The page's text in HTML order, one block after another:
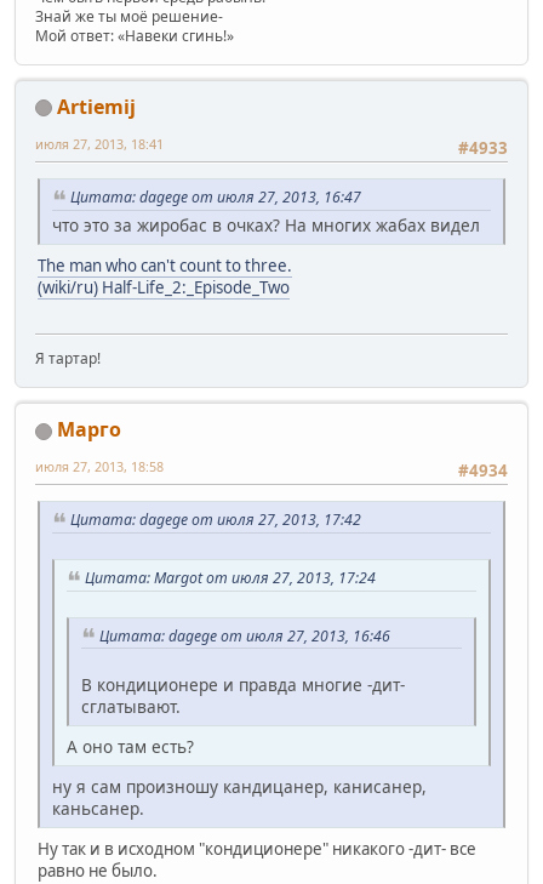
Знай же ты моё решение-
Мой ответ: «Навеки сгинь!»
Artiemij
#4933
июля 27, 2013, 18:41
Цитата: dagege от июля 27, 2013, 16:47
что это за жиробас в очках? На многих жабах видел
The man who can't count to three.
(wiki/ru) Half-Life_2:_Episode_Two
Я тартар!
Марго
#4934
июля 27, 2013, 18:58
Цитата: dagege от июля 27, 2013, 17:42
Цитата: Margot от июля 27, 2013, 17:24
Цитата: dagege от июля 27, 2013, 16:46
В кондиционере и правда многие -дит-
сглатывают.
А оно там есть?
ну я сам произношу кандицанер, канисанер,
каньсанер.
Ну так и в исходном "кондиционере" никакого -дит- все
равно не было.